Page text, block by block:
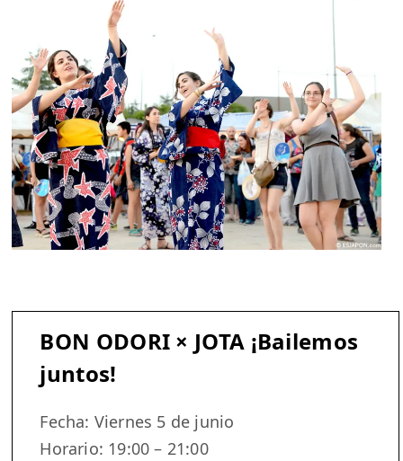
BON ODORI × JOTA ¡Bailemos
juntos!
Fecha: Viernes 5 de junio
Horario: 19:00 – 21:00